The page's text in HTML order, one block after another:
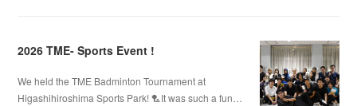
2026 TME- Sports Event !
We held the TME Badminton Tournament at
Higashihiroshima Sports Park! 🏸It was such a fun…